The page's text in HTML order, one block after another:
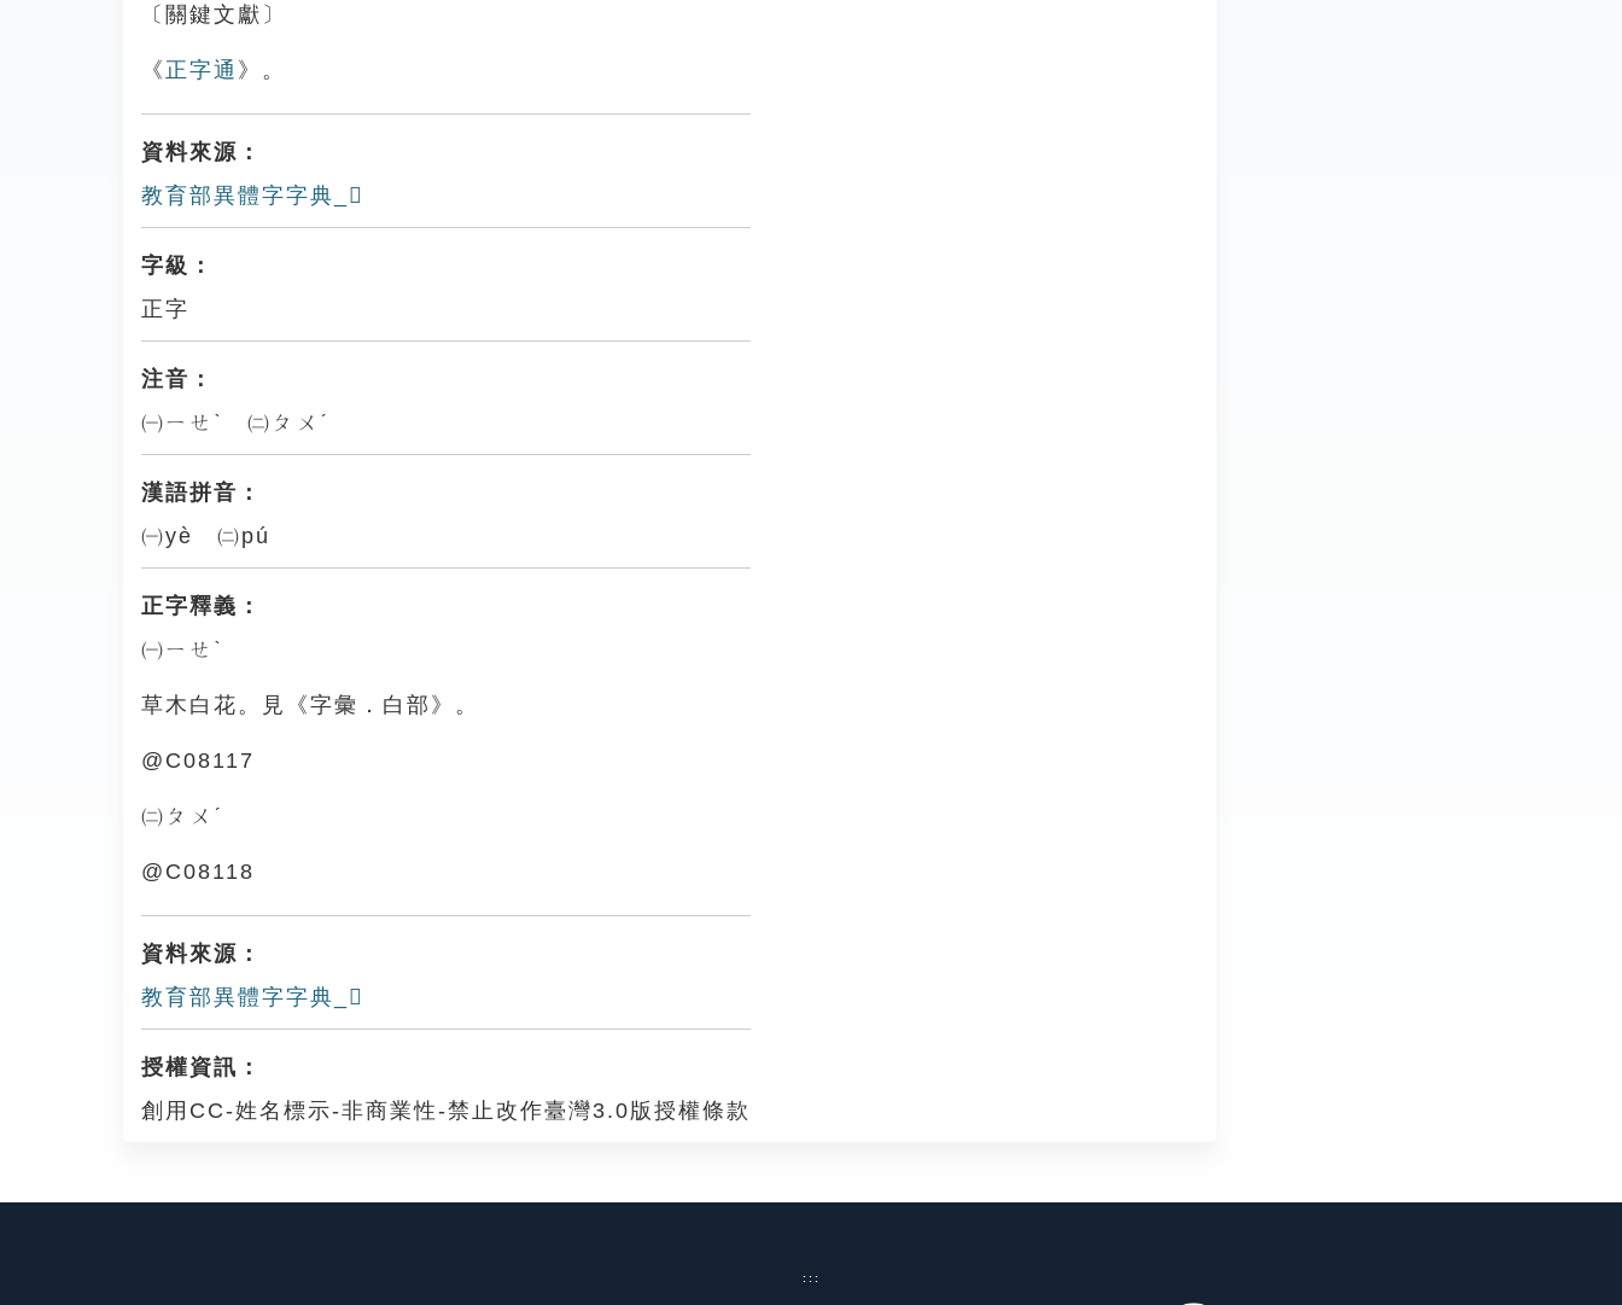
〔關鍵文獻〕
《 正字通 》。
資料來源：
教育部異體字字典_𤾧
字級：
正字
注音：
㈠ㄧㄝˋ ㈡ㄆㄨˊ
漢語拼音：
㈠yè ㈡pú
正字釋義：
㈠ㄧㄝˋ
草木白花。見《字彙．白部》。
@C08117
㈡ㄆㄨˊ
@C08118
資料來源：
教育部異體字字典_𤾧
授權資訊：
創用CC-姓名標示-非商業性-禁止改作臺灣3.0版授權條款
:::